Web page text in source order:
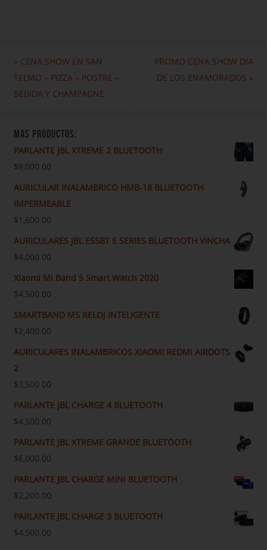
« CENA SHOW EN SAN
TELMO – PIZZA – POSTRE –
BEBIDA Y CHAMPAGNE
PROMO CENA SHOW DIA
DE LOS ENAMORADOS »
MAS PRODUCTOS:
PARLANTE JBL XTREME 2 BLUETOOTH
$8,000.00
AURICULAR INALAMBRICO HMB-18 BLUETOOTH
IMPERMEABLE
$1,600.00
AURICULARES JBL E55BT E SERIES BLUETOOTH VINCHA
$4,000.00
Xiaomi Mi Band 5 Smart Watch 2020
$4,500.00
SMARTBAND M5 RELOJ INTELIGENTE
$2,400.00
AURICULARES INALAMBRICOS XIAOMI REDMI AIRDOTS
2
$3,500.00
PARLANTE JBL CHARGE 4 BLUETOOTH
$4,500.00
PARLANTE JBL XTREME GRANDE BLUETOOTH
$6,000.00
PARLANTE JBL CHARGE MINI BLUETOOTH
$2,200.00
PARLANTE JBL CHARGE 3 BLUETOOTH
$4,500.00